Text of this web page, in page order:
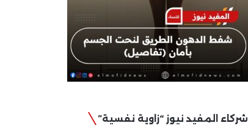
شركاء المفيد نيوز “زاوية نفسية”